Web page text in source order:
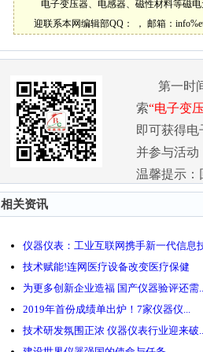
电子变压器、电感器、磁性材料等磁
迎联系本网编辑部QQ：
， 邮箱：
第一时
索“电子变
即可获得
并参与活动
温馨提示：
相关资讯
仪器仪表：工业互联网携手新一代信息
技术赋能!连网医疗设备改变医疗保健
为更多创新企业造福 国产仪器验评还需
2019年首份成绩单出炉！7家仪器仪...
技术研发氛围正浓 仪器仪表行业迎来破